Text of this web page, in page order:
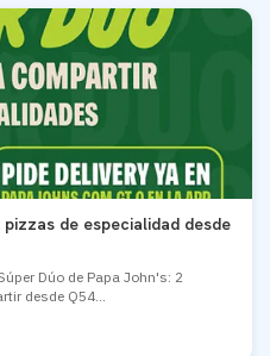
pizzas de especialidad desde
Dúo de Papa John's: 2
desde Q54...